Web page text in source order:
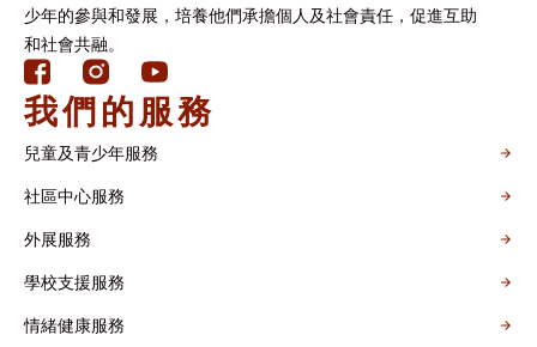
少年的參與和發展，培養他們承擔個人及社會責任，促進互助
和社會共融。
我們的服務
兒童及青少年服務
社區中心服務
外展服務
學校支援服務
情緒健康服務